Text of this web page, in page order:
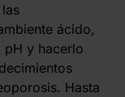
ácido,
pH y hacerlo
Hasta